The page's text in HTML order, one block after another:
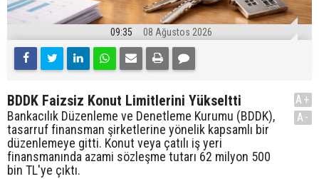
09:35 08 Ağustos 2026
BDDK Faizsiz Konut Limitlerini Yükseltti
Bankacılık Düzenleme ve Denetleme Kurumu (BDDK),
tasarruf finansman şirketlerine yönelik kapsamlı bir
düzenlemeye gitti. Konut veya çatılı iş yeri
finansmanında azami sözleşme tutarı 62 milyon 500
bin TL'ye çıktı.
A+
A-